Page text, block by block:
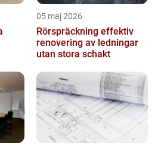
05 maj 2026
Rörspräckning effektiv
renovering av ledningar
utan stora schakt